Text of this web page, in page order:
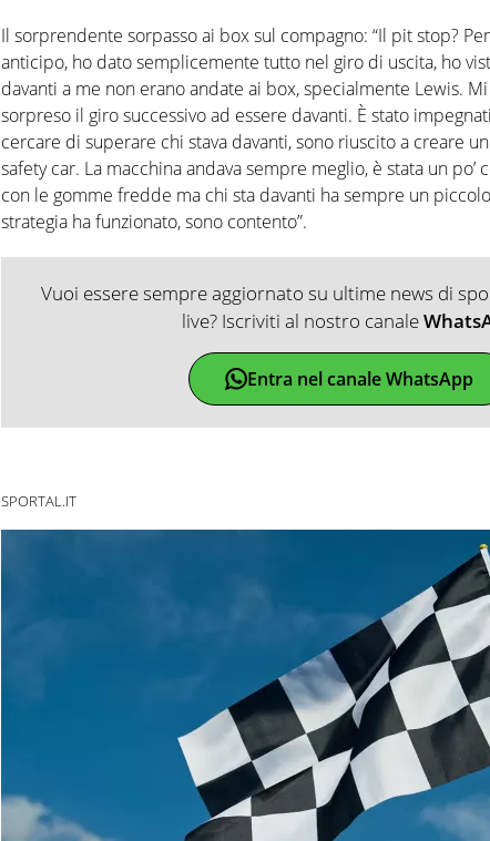
Il sorprendente sorpasso ai box sul compagno: “Il pit stop?
anticipo, ho dato semplicemente tutto nel giro di uscita, ho
davanti a me non erano andate ai box, specialmente Lewis.
sorpreso il giro successivo ad essere davanti. È stato
cercare di superare chi stava davanti, sono riuscito a creare
safety car. La macchina andava sempre meglio, è stata un po’
con le gomme fredde ma chi sta davanti ha sempre un
strategia ha funzionato, sono contento”.
Vuoi essere sempre aggiornato su ultime news di
live? Iscriviti al nostro canale
Entra nel canale WhatsApp
SPORTAL.IT